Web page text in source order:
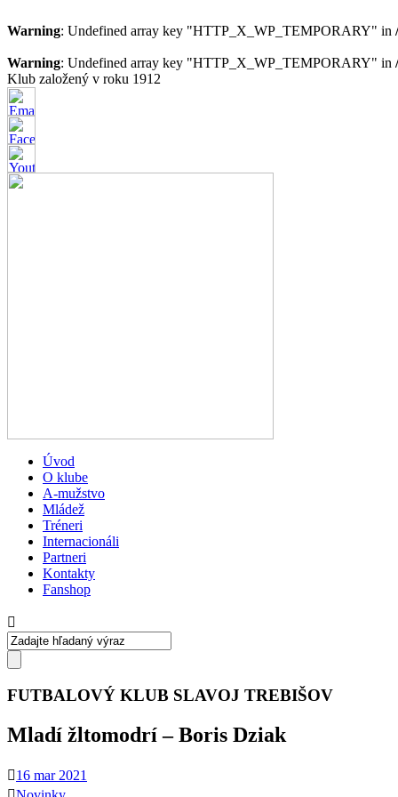
Warning: Undefined array key "HTTP_X_WP_TEMPORARY" in
Warning: Undefined array key "HTTP_X_WP_TEMPORARY" in
Klub založený v roku 1912
Úvod
O klube
A-mužstvo
Mládež
Tréneri
Internacionáli
Partneri
Kontakty
Fanshop
FUTBALOVÝ KLUB SLAVOJ TREBIŠOV
Mladí žltomodrí – Boris Dziak
16 mar 2021